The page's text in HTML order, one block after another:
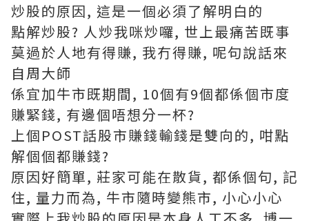
炒股的原因, 這是一個必須了解明白的
點解炒股? 人炒我咪炒囉, 世上最痛苦既事
莫過於人地有得賺, 我冇得賺, 呢句說話來
自周大師
係宜加牛市既期間, 10個有9個都係個市度
賺緊錢, 有邊個唔想分一杯?
上個POST話股市賺錢輸錢是雙向的, 咁點
解個個都賺錢?
原因好簡單, 莊家可能在散貨, 都係個句, 記
住, 量力而為, 牛市隨時變熊市, 小心小心